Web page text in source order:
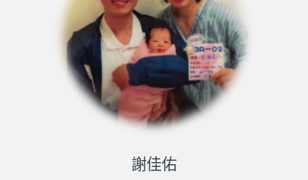
謝佳佑